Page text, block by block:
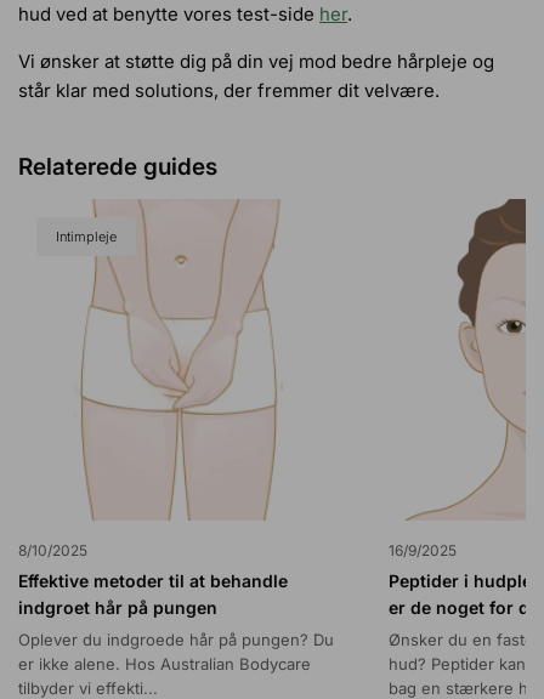
hud ved at benytte vores test-side her.
Vi ønsker at støtte dig på din vej mod bedre hårpleje og
står klar med solutions, der fremmer dit velvære.
Relaterede guides
Intimpleje
8/10/2025
Effektive metoder til at behandle
indgroet hår på pungen
Oplever du indgroede hår på pungen? Du
er ikke alene. Hos Australian Bodycare
tilbyder vi effekti...
16/9/2025
Peptider i
er de noget for
Ønsker du en
hud? Peptider kan
bag en stærkere